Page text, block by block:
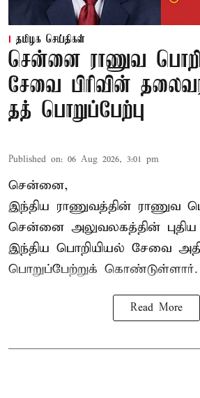
தமிழக செய்திகள்
சென்னை ராணுவ
சேவை பிரிவின்
தத் பொறுப்பேற்பு
Published on: 06 Aug 2026, 3:01 pm
சென்னை,
இந்திய ராணுவத்தின் ராணுவ
சென்னை அலுவலகத்தின்
இந்திய பொறியியல் சேவை
பொறுப்பேற்றுக் கொண்டுள்ளார்.
Read More